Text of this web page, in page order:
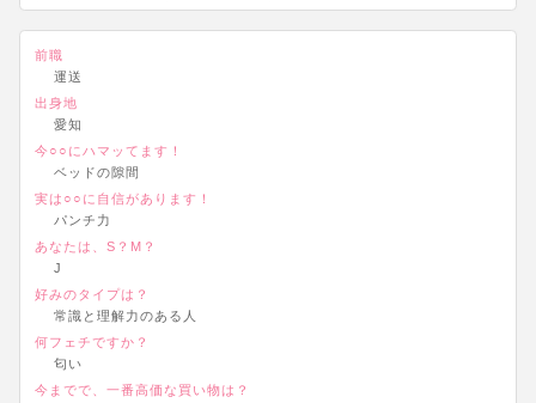
前職
運送
出身地
愛知
今○○にハマッてます！
ベッドの隙間
実は○○に自信があります！
パンチ力
あなたは、S？M？
J
好みのタイプは？
常識と理解力のある人
何フェチですか？
匂い
今までで、一番高価な買い物は？